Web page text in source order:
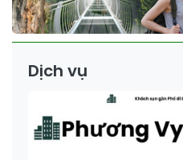
Dịch vụ